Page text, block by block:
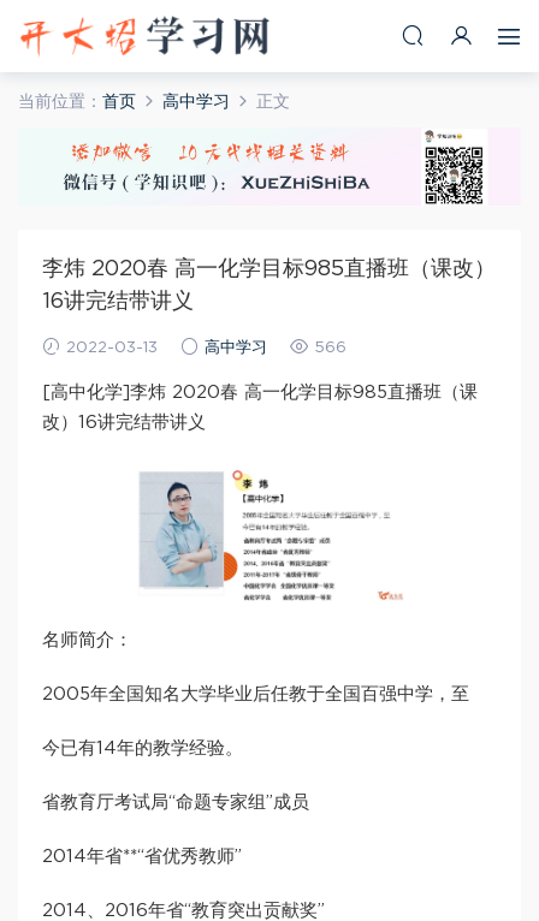
当前位置： 首页 高中学习 正文
李炜 2020春 高一化学目标985直播班（课改）
16讲完结带讲义
2022-03-13 高中学习 566
[高中化学]李炜 2020春 高一化学目标985直播班（课
改）16讲完结带讲义
名师简介：
2005年全国知名大学毕业后任教于全国百强中学，至
今已有14年的教学经验。
省教育厅考试局“命题专家组”成员
2014年省**“省优秀教师”
2014、2016年省“教育突出贡献奖”